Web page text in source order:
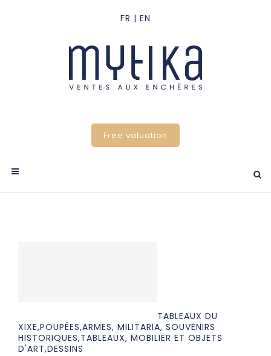
Free valuation
TABLEAUX DU
XIXE,POUPÉES,ARMES, MILITARIA, SOUVENIRS
HISTORIQUES,TABLEAUX, MOBILIER ET OBJETS
D'ART,DESSINS